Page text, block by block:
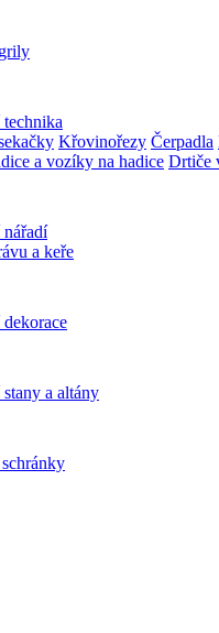
Křovinořezy Čerpadla
a vozíky na hadice Drtiče
nářadí
a keře
a altány